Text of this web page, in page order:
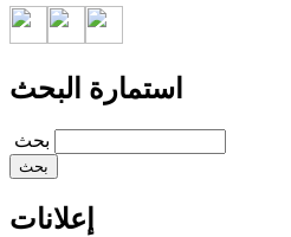
استمارة البحث
‏بحث ‏
إعلانات